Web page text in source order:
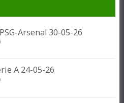
Arsenal 30-05-26
A 24-05-26